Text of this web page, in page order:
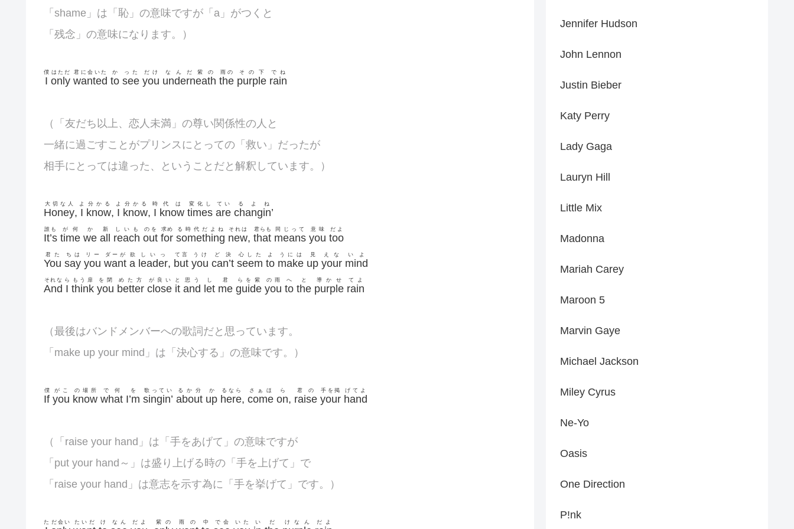
「shame」は「恥」の意味ですが「a」がつくと
「残念」の意味になります。）
I
僕
only
はただ
wanted
君に会いた
to
か
see
った
you
だけ
underneath
なんだ紫の
the
雨の
purple
その下
rain
でね
（「友だち以上、恋人未満」の尊い関係性の人と
一緒に過ごすことがプリンスにとっての「救い」だったが
相手にとっては違った、ということだと解釈しています。）
Honey
大切な人
, I
よ
know
分かる
, I
よ
know
分かる
, I
時
know
代は
times
変化し
are
てい
changin’
るよね
It’s
誰も
time
が何
we
か
all
新
reach
しいも
out
のを
for
求め
something
る時代だよね
new
それは
, that
君らも
means
同じって
you
意味
too
だよ
You
君た
say
ちは
you
リー
want
ダーが
a
欲
leader
しいっ
, but
て言
you
うけ
can’t
ど決
seem
心した
to
よ
make
うには
up
見
your
えな
mind
いよ
And
それな
I
ら
think
もう扉
you
を閉
better
めた方
close
が良い
it
と
and
思う
let
し
me
君
guide
らを紫
you
の雨
to
へ
the
と
purple
導かせ
rain
てよ
（最後はバンドメンバーへの歌詞だと思っています。
「make up your mind」は「決心する」の意味です。）
If
僕
you
がこ
know
の場所
what
で何
I’m
を
singin’
歌ってい
about
るか分
up
か
here
るなら
, come
さぁほ
on
ら
, raise
君の
your
手を掲
hand
げてよ
（「raise your hand」は「手をあげて」の意味ですが
「put your hand～」は盛り上げる時の「手を上げて」で
「raise your hand」は意志を示す為に「手を挙げて」です。）
た だ会い たいだ け なん だよ 紫の 雨の 中 で会 いた い だ けなん だよ
Jennifer Hudson
John Lennon
Justin Bieber
Katy Perry
Lady Gaga
Lauryn Hill
Little Mix
Madonna
Mariah Carey
Maroon 5
Marvin Gaye
Michael Jackson
Miley Cyrus
Ne-Yo
Oasis
One Direction
P!nk